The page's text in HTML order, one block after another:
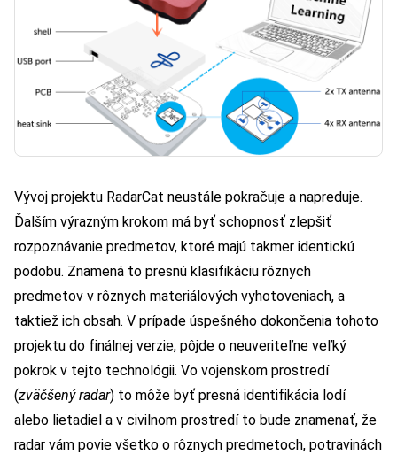
Vývoj projektu RadarCat neustále pokračuje a napreduje.
Ďalším výrazným krokom má byť schopnosť zlepšiť
rozpoznávanie predmetov, ktoré majú takmer identickú
podobu. Znamená to presnú klasifikáciu rôznych
predmetov v rôznych materiálových vyhotoveniach, a
taktiež ich obsah. V prípade úspešného dokončenia tohoto
projektu do finálnej verzie, pôjde o neuveriteľne veľký
pokrok v tejto technológii. Vo vojenskom prostredí
(zväčšený radar) to môže byť presná identifikácia lodí
alebo lietadiel a v civilnom prostredí to bude znamenať, že
radar vám povie všetko o rôznych predmetoch, potravinách